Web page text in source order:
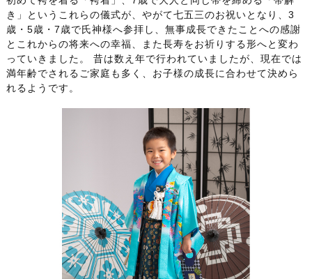
き」というこれらの儀式が、やがて七五三のお祝いとなり、3
歳・5歳・7歳で氏神様へ参拝し、無事成長できたことへの感謝
とこれからの将来への幸福、また長寿をお祈りする形へと変わ
っていきました。 昔は数え年で行われていましたが、現在では
満年齢でされるご家庭も多く、お子様の成長に合わせて決めら
れるようです。